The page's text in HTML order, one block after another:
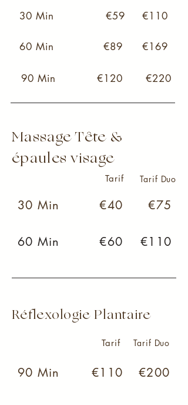
30 Min €59 €110
60 Min €89 €169
90 Min €120 €220
Massage Tête &
épaules visage
Tarif Tarif Duo
30 Min €40 €75
60 Min €60 €110
Réflexologie Plantaire
Tarif Tarif Duo
90 Min €110 €200